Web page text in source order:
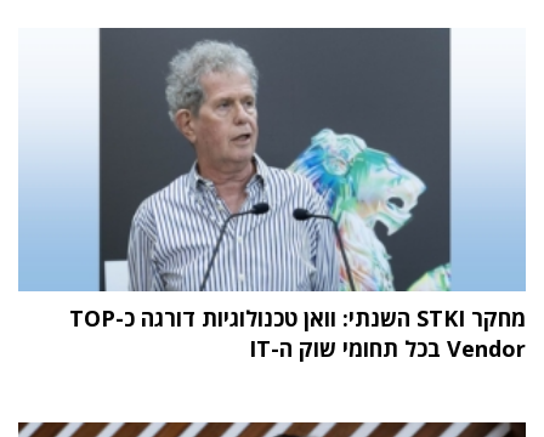
מחקר STKI השנתי: וואן טכנולוגיות דורגה כ-TOP
Vendor בכל תחומי שוק ה-IT